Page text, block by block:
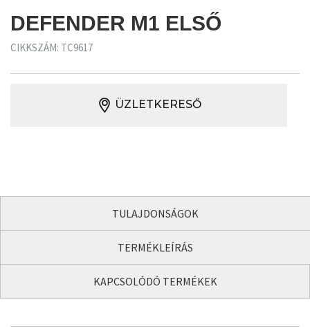
DEFENDER M1 ELSŐ
CIKKSZÁM: TC9617
ÜZLETKERESŐ
TULAJDONSÁGOK
TERMÉKLEÍRÁS
KAPCSOLÓDÓ TERMÉKEK